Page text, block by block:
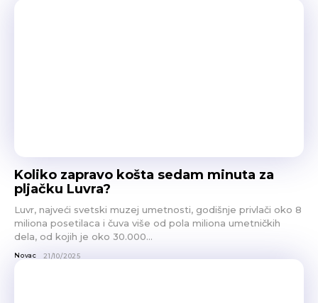
Koliko zapravo košta sedam minuta za
pljačku Luvra?
Luvr, najveći svetski muzej umetnosti, godišnje privlači oko 8
miliona posetilaca i čuva više od pola miliona umetničkih
dela, od kojih je oko 30.000...
Novac 21/10/2025